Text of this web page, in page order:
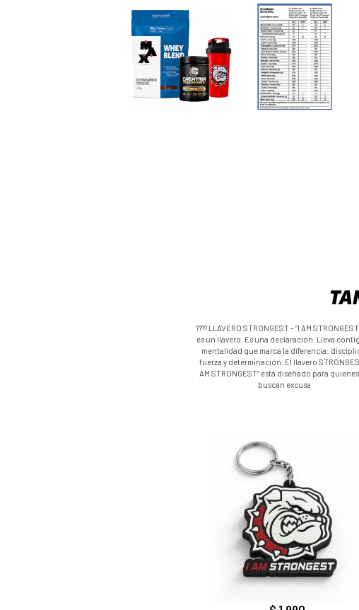
???? LLAVERO STRONGEST – “I AM
es un llavero. Es una declaración. Lleva
mentalidad que marca la diferencia:
fuerza y determinación. El llavero
AM STRONGEST” está diseñado para
buscan excusa
LLAVERO I AM STRONGEST